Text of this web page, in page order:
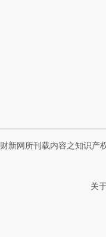
财新网所刊载内容之知识产
关